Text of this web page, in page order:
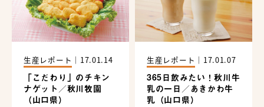
生産レポート ｜ 17.01.14
「こだわり」のチキン
ナゲット／秋川牧園
（山口県）
生産レポート ｜ 17.01.07
365日飲みたい！秋川牛
乳の一日／あきかわ牛
乳（山口県）